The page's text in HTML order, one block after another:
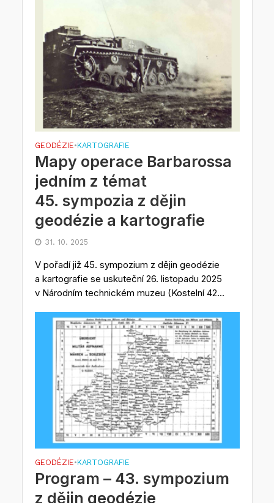
GEODÉZIE•KARTOGRAFIE
Mapy operace Barbarossa
jedním z témat
45. sympozia z dějin
geodézie a kartografie
31. 10. 2025
V pořadí již 45. sympozium z dějin geodézie
a kartografie se uskuteční 26. listopadu 2025
v Národním technickém muzeu (Kostelní 42...
GEODÉZIE•KARTOGRAFIE
Program – 43. sympozium
z dějin geodézie